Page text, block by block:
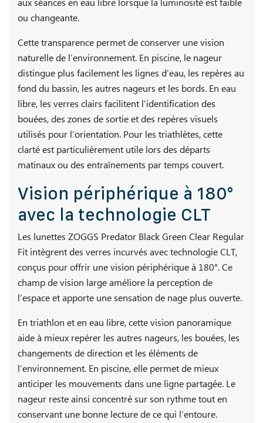
ou changeante.
Cette transparence permet de conserver une vision
naturelle de l’environnement. En piscine, le nageur
distingue plus facilement les lignes d’eau, les repères au
fond du bassin, les autres nageurs et les bords. En eau
libre, les verres clairs facilitent l’identification des
bouées, des zones de sortie et des repères visuels
utilisés pour l’orientation. Pour les triathlètes, cette
clarté est particulièrement utile lors des départs
matinaux ou des entraînements par temps couvert.
Vision périphérique à 180°
avec la technologie CLT
Les lunettes ZOGGS Predator Black Green Clear Regular
Fit intègrent des verres incurvés avec technologie CLT,
conçus pour offrir une vision périphérique à 180°. Ce
champ de vision large améliore la perception de
l’espace et apporte une sensation de nage plus ouverte.
En triathlon et en eau libre, cette vision panoramique
aide à mieux repérer les autres nageurs, les bouées, les
changements de direction et les éléments de
l’environnement. En piscine, elle permet de mieux
anticiper les mouvements dans une ligne partagée. Le
nageur reste ainsi concentré sur son rythme tout en
conservant une bonne lecture de ce qui l’entoure.